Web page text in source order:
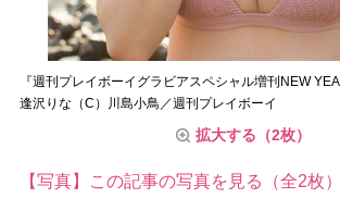
『週刊プレイボーイグラビアスペシャル増刊NEW
逢沢りな（C）川島小鳥／週刊プレイボーイ
拡大する（2枚）
【写真】この記事の写真を見る（全2枚）